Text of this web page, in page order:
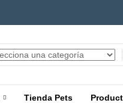
Tienda Pets